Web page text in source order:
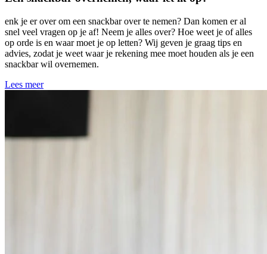
enk je er over om een snackbar over te nemen? Dan komen er al
snel veel vragen op je af! Neem je alles over? Hoe weet je of alles
op orde is en waar moet je op letten? Wij geven je graag tips en
advies, zodat je weet waar je rekening mee moet houden als je een
snackbar wil overnemen.
Lees meer